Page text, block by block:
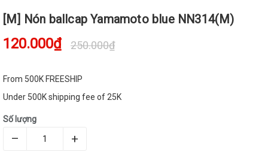
[M] Nón ballcap Yamamoto blue NN314(M)
120.000₫ 250.000₫
From 500K FREESHIP
Under 500K shipping fee of 25K
Số lượng
– +